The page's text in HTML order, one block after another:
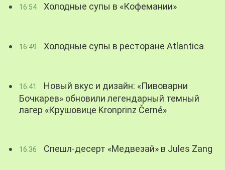
16:54 Холодные супы в «Кофемании»
16:49 Холодные супы в ресторане Atlantica
16:41
Новый вкус и дизайн: «Пивоварни
Бочкарев» обновили легендарный темный
лагер «Крушовице Kronprinz Černé»
16:36 Спешл-десерт «Медвезай» в Jules Zang